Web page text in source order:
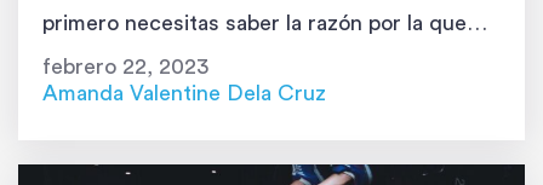
primero necesitas saber la razón por la que
son como son. Si eres una persona que busca
respuestas, aprenderás mucho sobre la
febrero 22, 2023
Amanda Valentine Dela Cruz